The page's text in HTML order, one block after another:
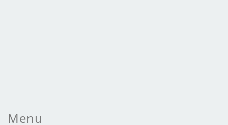
Menu